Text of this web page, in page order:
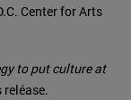
Center for Arts
to put culture at
reléase.